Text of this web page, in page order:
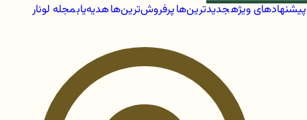
پیشنهادهای ویژهجدیدترین‌هاپرفروش‌ترین‌هاهدیه‌یابمجله لونار